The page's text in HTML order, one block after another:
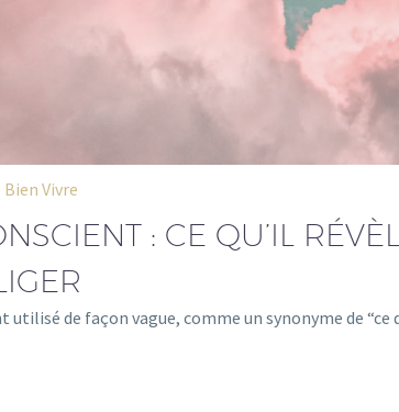
Bien Vivre
: CE QU’IL
de façon vague, comme un synonyme de “ce